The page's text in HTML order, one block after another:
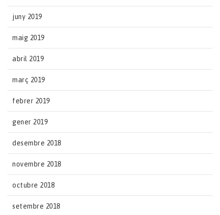
juny 2019
maig 2019
abril 2019
març 2019
febrer 2019
gener 2019
desembre 2018
novembre 2018
octubre 2018
setembre 2018